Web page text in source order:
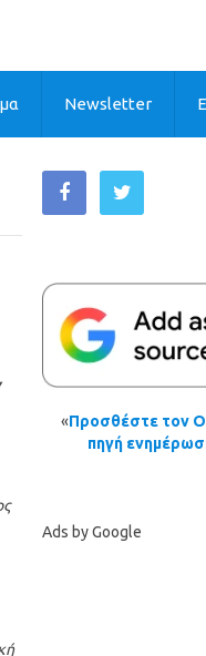
Newsletter
«Προσθέστε τον
πηγή
Ads by Google